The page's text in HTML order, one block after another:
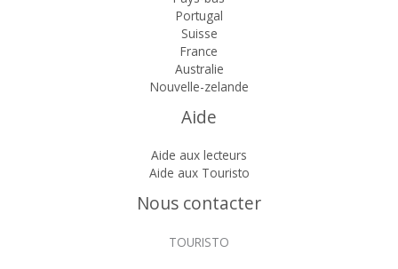
Portugal
Suisse
France
Australie
Nouvelle-zelande
Aide
Aide aux lecteurs
Aide aux Touristo
Nous contacter
TOURISTO